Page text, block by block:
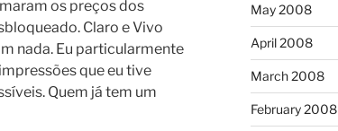
os preços dos
Claro e Vivo
nada. Eu particularmente
que eu tive
Quem já tem um
May 2008
April 2008
March 2008
February 2008